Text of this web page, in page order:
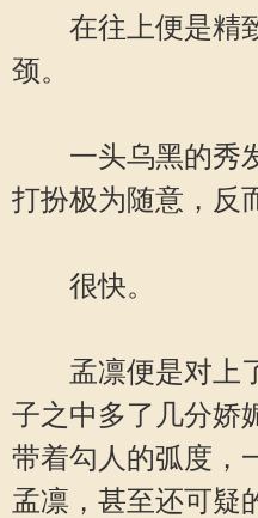
在往上便是精致
颈。
一头乌黑的秀发
打扮极为随意，反
很快。
孟凛便是对上了
子之中多了几分娇
带着勾人的弧度，
孟凛，甚至还可疑